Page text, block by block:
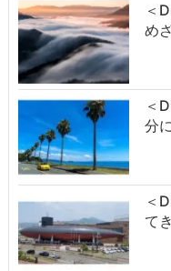
＜
め
＜
分
＜
て